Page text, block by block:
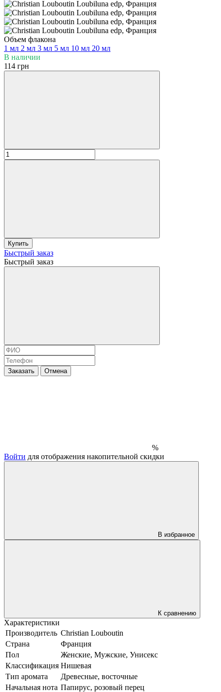
Объем флакона
1 мл 2 мл 3 мл 5 мл 10 мл 20 мл
В наличии
114 грн
Купить
Быстрый заказ
Быстрый заказ
Заказать Отмена
%
Войти для отображения накопительной скидки
В избранное
К сравнению
Характеристики
Производитель Christian Louboutin
Страна
Франция
Пол
Женские, Мужские, Унисекс
Классификация Нишевая
Тип аромата
Древесные, восточные
Начальная нота Папирус, розовый перец